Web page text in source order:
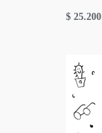
$ 25.200